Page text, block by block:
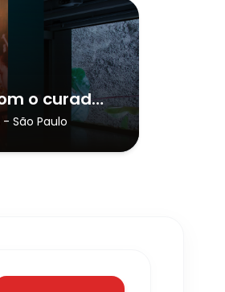
Visita guiada com o curador Rodrigo Lopes + lançamento do catálogo Temporada de Projetos 2026
- São Paulo